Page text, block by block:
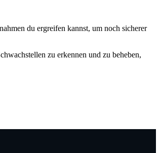
du ergreifen kannst, um noch sicherer
zu erkennen und zu beheben,